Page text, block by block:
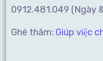
0912.481.049 (Ngày
Ghé thăm: Giúp việc